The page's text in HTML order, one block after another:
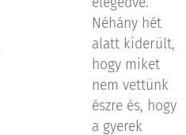
Néhány hét
alatt kiderült,
hogy miket
nem vettünk
észre és, hogy
a gyerek